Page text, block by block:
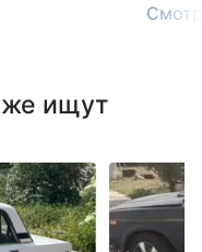
ищут